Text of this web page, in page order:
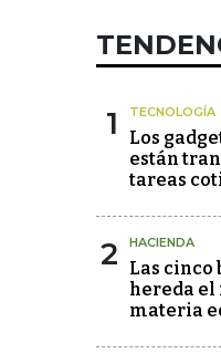
1 TECNOLOGÍA
Los
están
tareas
2 HACIENDA
Las cinco
hereda el
materia